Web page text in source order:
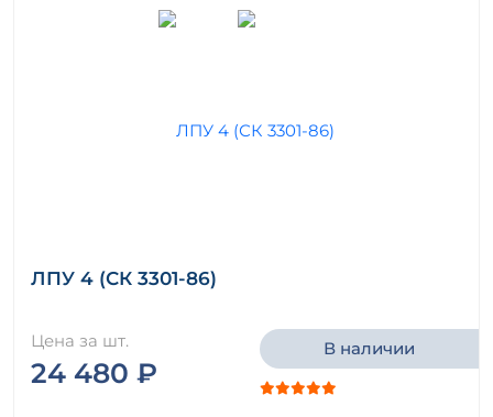
ЛПУ 4 (СК 3301-86)
Цена за шт.
24 480 ₽
В наличии